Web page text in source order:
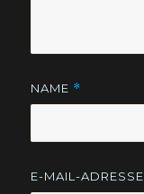
NAME *
E-MAIL-ADRESSE